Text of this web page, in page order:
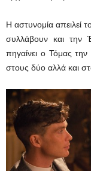
Η αστυνομία απειλεί
συλλάβουν και την
πηγαίνει ο Τόμας
στους δύο αλλά και